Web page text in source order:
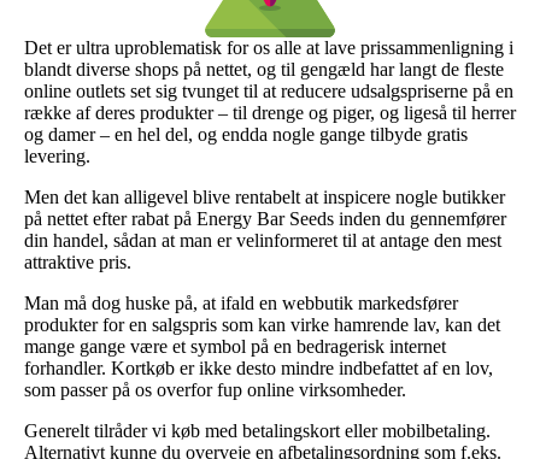
Det er ultra uproblematisk for os alle at lave prissammenligning i
blandt diverse shops på nettet, og til gengæld har langt de fleste
online outlets set sig tvunget til at reducere udsalgspriserne på en
række af deres produkter – til drenge og piger, og ligeså til herrer
og damer – en hel del, og endda nogle gange tilbyde gratis
levering.
Men det kan alligevel blive rentabelt at inspicere nogle butikker
på nettet efter rabat på Energy Bar Seeds inden du gennemfører
din handel, sådan at man er velinformeret til at antage den mest
attraktive pris.
Man må dog huske på, at ifald en webbutik markedsfører
produkter for en salgspris som kan virke hamrende lav, kan det
mange gange være et symbol på en bedragerisk internet
forhandler. Kortkøb er ikke desto mindre indbefattet af en lov,
som passer på os overfor fup online virksomheder.
Generelt tilråder vi køb med betalingskort eller mobilbetaling.
Alternativt kunne du overveje en afbetalingsordning som f.eks.